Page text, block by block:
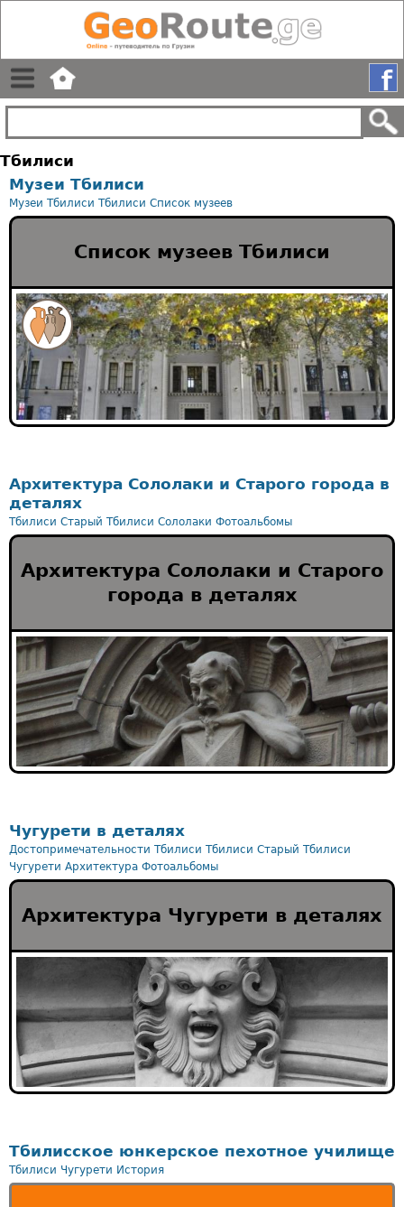
Тбилиси
Музеи Тбилиси
Музеи Тбилиси Тбилиси Список музеев
Список музеев Тбилиси
Архитектура Сололаки и Старого города в
деталях
Тбилиси Старый Тбилиси Сололаки Фотоальбомы
Архитектура Сололаки и Старого
города в деталях
Чугурети в деталях
Достопримечательности Тбилиси Тбилиси Старый Тбилиси
Чугурети Архитектура Фотоальбомы
Архитектура Чугурети в деталях
Тбилисское юнкерское пехотное училище
Тбилиси Чугурети История